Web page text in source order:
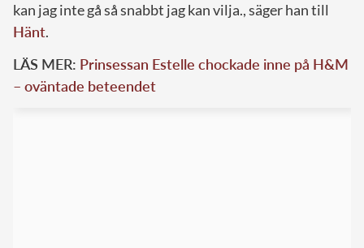
kan jag inte gå så snabbt jag kan vilja., säger han till
Hänt.
LÄS MER: Prinsessan Estelle chockade inne på H&M
– oväntade beteendet